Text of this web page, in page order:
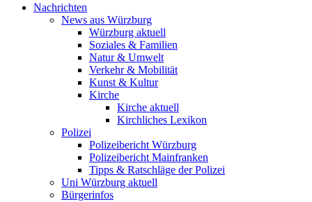
Nachrichten
News aus Würzburg
Würzburg aktuell
Soziales & Familien
Natur & Umwelt
Verkehr & Mobilität
Kunst & Kultur
Kirche
Kirche aktuell
Kirchliches Lexikon
Polizei
Polizeibericht Würzburg
Polizeibericht Mainfranken
Tipps & Ratschläge der Polizei
Uni Würzburg aktuell
Bürgerinfos